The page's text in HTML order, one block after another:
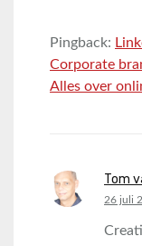
Pingback:
Corporate
Alles over
Tom
says:
26 juli